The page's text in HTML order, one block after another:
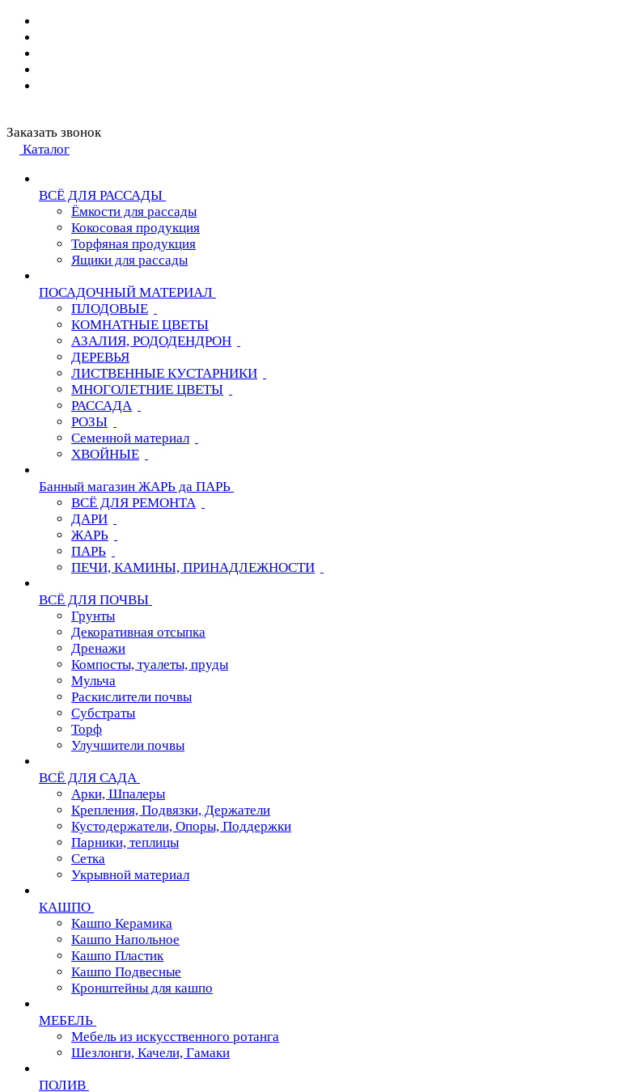
Заказать звонок
Каталог
ВСЁ ДЛЯ РАССАДЫ
Ёмкости для рассады
Кокосовая продукция
Торфяная продукция
Ящики для рассады
ПОСАДОЧНЫЙ МАТЕРИАЛ
ПЛОДОВЫЕ
КОМНАТНЫЕ ЦВЕТЫ
АЗАЛИЯ, РОДОДЕНДРОН
ДЕРЕВЬЯ
ЛИСТВЕННЫЕ КУСТАРНИКИ
МНОГОЛЕТНИЕ ЦВЕТЫ
РАССАДА
РОЗЫ
Семенной материал
ХВОЙНЫЕ
Банный магазин ЖАРЬ да ПАРЬ
ВСЁ ДЛЯ РЕМОНТА
ДАРИ
ЖАРЬ
ПАРЬ
ПЕЧИ, КАМИНЫ, ПРИНАДЛЕЖНОСТИ
ВСЁ ДЛЯ ПОЧВЫ
Грунты
Декоративная отсыпка
Дренажи
Компосты, туалеты, пруды
Мульча
Раскислители почвы
Субстраты
Торф
Улучшители почвы
ВСЁ ДЛЯ САДА
Арки, Шпалеры
Крепления, Подвязки, Держатели
Кустодержатели, Опоры, Поддержки
Парники, теплицы
Сетка
Укрывной материал
КАШПО
Кашпо Керамика
Кашпо Напольное
Кашпо Пластик
Кашпо Подвесные
Кронштейны для кашпо
МЕБЕЛЬ
Мебель из искусственного ротанга
Шезлонги, Качели, Гамаки
ПОЛИВ